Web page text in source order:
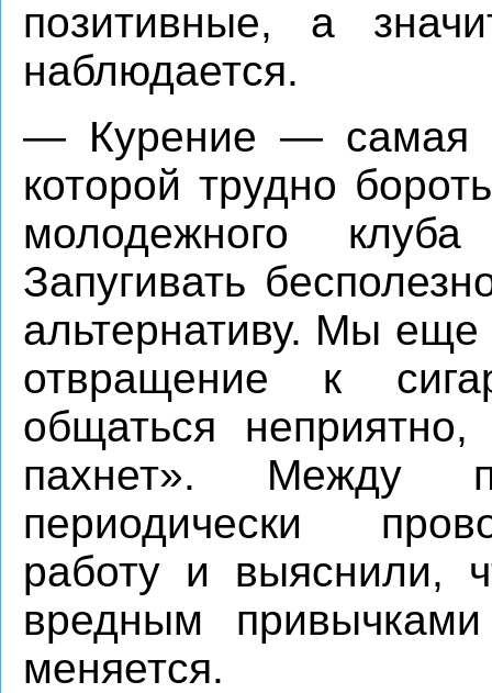
позитивные, а
наблюдается.
— Курение — самая
которой трудно
молодежного
Запугивать
альтернативу. Мы
отвращение к
общаться
пахнет». Между
периодически
работу и выяснили,
вредным
меняется.